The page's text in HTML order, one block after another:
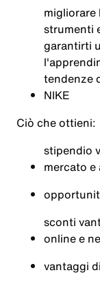
strumenti
garantirti
tendenze
NIKE
Ciò che ottieni:
stipendio
mercato e
sconti
online e
vantaggi